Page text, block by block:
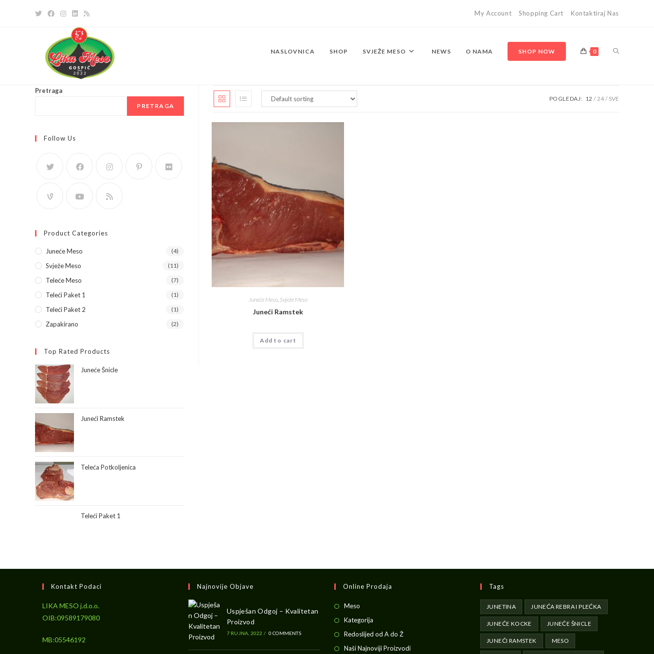
My Account Shopping Cart Kontaktiraj Nas
NASLOVNICA SHOP SVJEŽE MESO NEWS O NAMA SHOP NOW 0 TOGGLE
WEBSITE
POGLEDAJ: 12 24 SVE
Juneće Meso, Svježe Meso
Juneći Ramstek
Add to cart
Pretraga
PRETRAGA
Follow Us
Product Categories
Juneće Meso (4)
Svježe Meso (11)
Teleće Meso (7)
Teleći Paket 1 (1)
Teleći Paket 2 (1)
Zapakirano (2)
Top Rated Products
Juneće Šnicle
Juneći Ramstek
Teleća Potkoljenica
Teleći Paket 1
Kontakt Podaci
LIKA MESO j.d.o.o.
OIB:09589179080
MB:05546192
Najnovije Objave
Uspješan Odgoj – Kvalitetan
Proizvod
7 RUJNA, 2022 / 0 COMMENTS
Online Prodaja
Meso
in
Kategorija
in
Redoslijed od A do ŽOpens
in
Naši Najnoviji ProizvodiOpens
Tags
JUNETINA JUNEĆA REBRA I PLEĆKA
JUNEĆE KOCKE JUNEĆE ŠNICLE
JUNEĆI RAMSTEK MESO